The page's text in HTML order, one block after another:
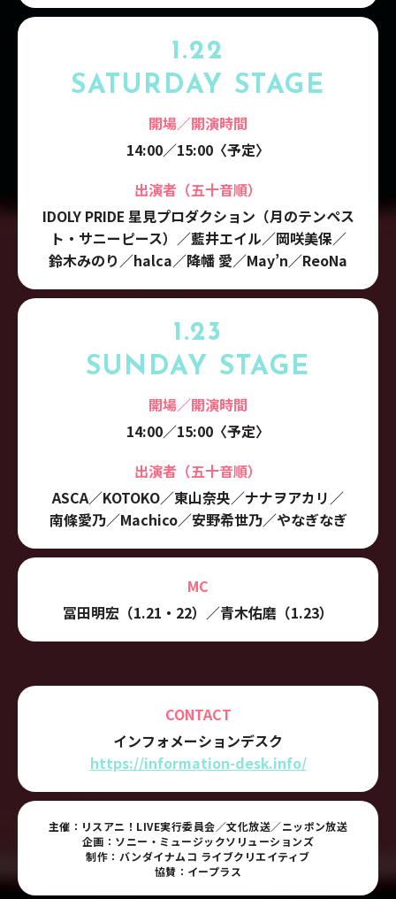
1.22
SATURDAY STAGE
開場／開演時間
14:00／15:00〈予定〉
出演者（五十音順）
IDOLY PRIDE 星見プロダクション（月のテンペス
ト・サニーピース）／藍井エイル／岡咲美保／
鈴木みのり／halca／降幡 愛／May’n／ReoNa
1.23
SUNDAY STAGE
開場／開演時間
14:00／15:00〈予定〉
出演者（五十音順）
ASCA／KOTOKO／東山奈央／ナナヲアカリ／
南條愛乃／Machico／安野希世乃／やなぎなぎ
MC
冨⽥明宏（1.21・22）／⻘⽊佑磨（1.23）
CONTACT
インフォメーションデスク
https://information-desk.info/
主催：リスアニ！LIVE実行委員会／文化放送／ニッポン放送
企画：ソニー・ミュージックソリューションズ
制作：バンダイナムコ ライブクリエイティブ
協賛：イープラス